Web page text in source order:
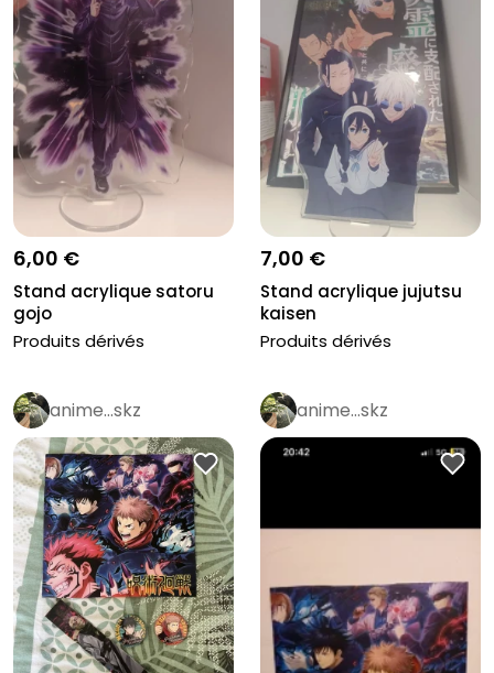
6,00 €
Stand acrylique satoru
gojo
Produits dérivés
7,00 €
Stand acrylique jujutsu
kaisen
Produits dérivés
anime…skz anime…skz